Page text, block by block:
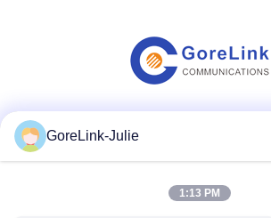
Les réseaux sociaux
GoreLink-Julie
1:13 PM